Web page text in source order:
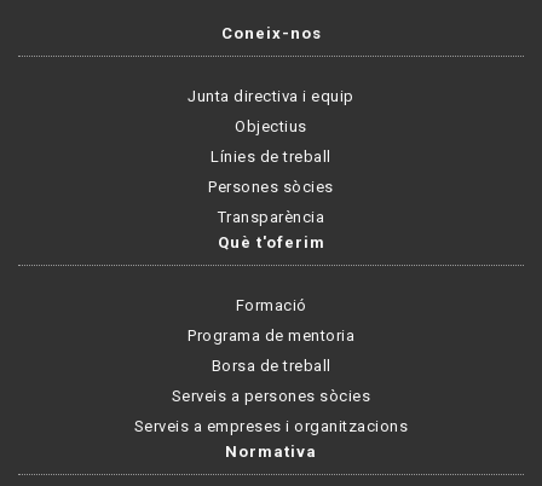
Coneix-nos
Junta directiva i equip
Objectius
Línies de treball
Persones sòcies
Transparència
Què t'oferim
Formació
Programa de mentoria
Borsa de treball
Serveis a persones sòcies
Serveis a empreses i organitzacions
Normativa